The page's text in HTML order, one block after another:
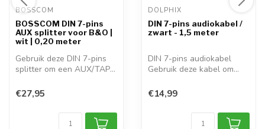
BOSSCOM
BOSSCOM DIN 7-pins
AUX splitter voor B&O |
wit | 0,20 meter
Gebruik deze DIN 7-pins
splitter om een AUX/TAPE
€27,95
DOLPHIX
DIN 7-pins audiokabel /
zwart - 1,5 meter
DIN 7-pins audiokabel
Gebruik deze kabel om
€14,99